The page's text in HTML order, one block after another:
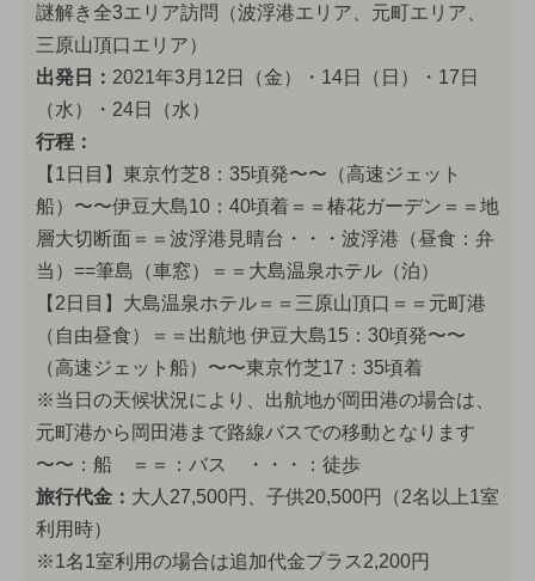
謎解き全3エリア訪問（波浮港エリア、元町エリア、
三原山頂口エリア）
出発日： 2021年3月12日（金）・14日（日）・17日
（水）・24日（水）
行程：
【1日目】東京竹芝8：35頃発〜〜（高速ジェット
船）〜〜伊豆大島10：40頃着＝＝椿花ガーデン＝＝地
層大切断面＝＝波浮港見晴台・・・波浮港（昼食：弁
当）==筆島（車窓）＝＝大島温泉ホテル（泊）
【2日目】大島温泉ホテル＝＝三原山頂口＝＝元町港
（自由昼食）＝＝出航地 伊豆大島15：30頃発〜〜
（高速ジェット船）〜〜東京竹芝17：35頃着
※当日の天候状況により、出航地が岡田港の場合は、
元町港から岡田港まで路線バスでの移動となります
〜〜：船 ＝＝：バス ・・・：徒歩
旅行代金： 大人27,500円、子供20,500円（2名以上1室
利用時）
※1名1室利用の場合は追加代金プラス2,200円